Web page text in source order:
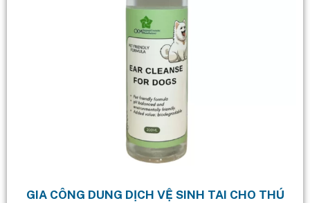
GIA CÔNG DUNG DỊCH VỆ SINH TAI CHO THÚ